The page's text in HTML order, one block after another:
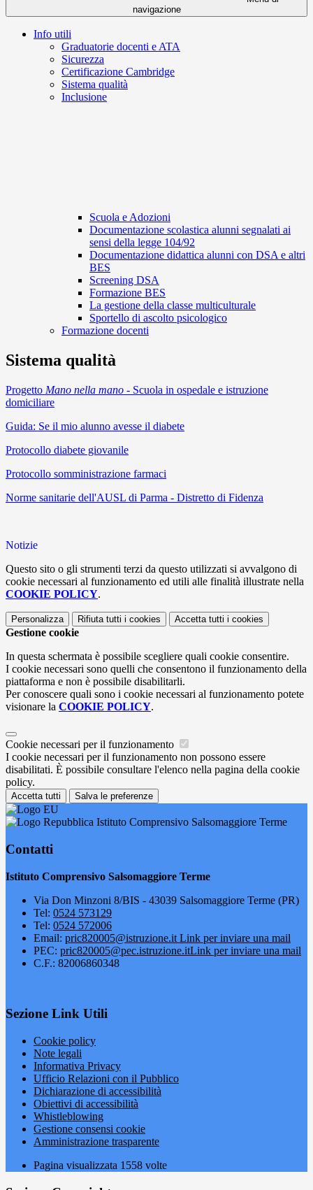
navigazione
Info utili
Graduatorie docenti e ATA
Sicurezza
Certificazione Cambridge
Sistema qualità
Inclusione
Scuola e Adozioni
Documentazione scolastica alunni segnalati ai
sensi della legge 104/92
Documentazione didattica alunni con DSA e altri
BES
Screening DSA
Formazione BES
La gestione della classe multiculturale
Sportello di ascolto psicologico
Formazione docenti
Sistema qualità
Progetto Mano nella mano - Scuola in ospedale e istruzione
domiciliare
Guida: Se il mio alunno avesse il diabete
Protocollo diabete giovanile
Protocollo somministrazione farmaci
Norme sanitarie dell'AUSL di Parma - Distretto di Fidenza
Notizie
Questo sito o gli strumenti terzi da questo utilizzati si avvalgono di
cookie necessari al funzionamento ed utili alle finalità illustrate nella
COOKIE POLICY.
Personalizza Rifiuta tutti i cookies Accetta tutti i cookies
Gestione cookie
In questa schermata è possibile scegliere quali cookie consentire.
I cookie necessari sono quelli che consentono il funzionamento della
piattaforma e non è possibile disabilitarli.
Per conoscere quali sono i cookie necessari al funzionamento potete
visionare la COOKIE POLICY.
Cookie necessari per il funzionamento
I cookie necessari per il funzionamento non possono essere
disabilitati. È possibile consultare l'elenco nella pagina della cookie
policy.
Accetta tutti Salva le preferenze
Istituto Comprensivo Salsomaggiore Terme
Contatti
Istituto Comprensivo Salsomaggiore Terme
Via Don Minzoni 8/BIS - 43039 Salsomaggiore Terme (PR)
Tel: 0524 573129
Tel: 0524 572006
Email: pric820005@istruzione.it Link per inviare una mail
PEC: pric820005@pec.istruzione.itLink per inviare una mail
C.F.: 82006860348
Sezione Link Utili
Cookie policy
Note legali
Informativa Privacy
Ufficio Relazioni con il Pubblico
Dichiarazione di accessibilità
Obiettivi di accessibilità
Whistleblowing
Gestione consensi cookie
Amministrazione trasparente
Pagina visualizzata 1558 volte